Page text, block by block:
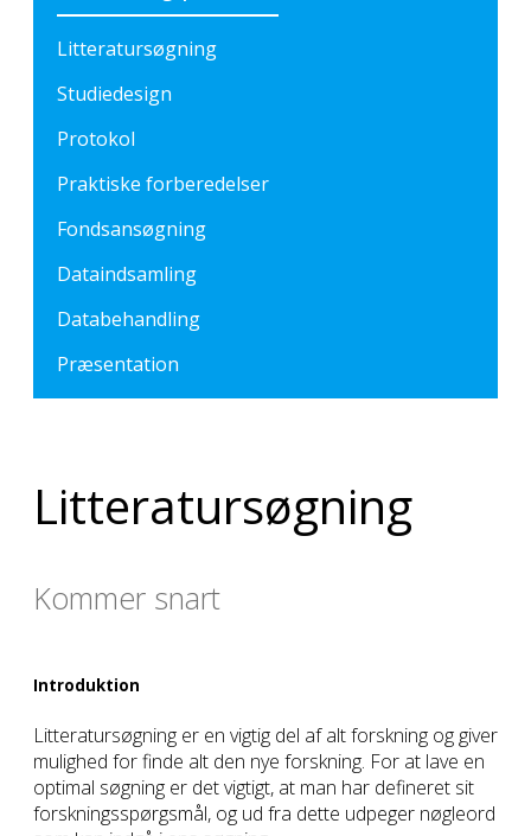
Litteratursøgning
Kommer snart
Litteratursøgning
Studiedesign
Protokol
Praktiske forberedelser
Fondsansøgning
Dataindsamling
Databehandling
Præsentation
Introduktion
Litteratursøgning er en vigtig del af alt forskning og giver
mulighed for finde alt den nye forskning. For at lave en
optimal søgning er det vigtigt, at man har defineret sit
forskningsspørgsmål, og ud fra dette udpeger nøgleord